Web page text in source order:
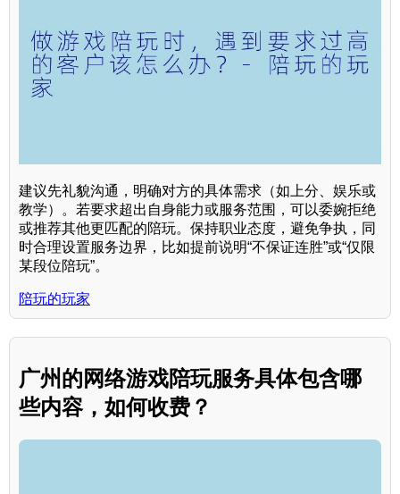
建议先礼貌沟通，明确对方的具体需求（如上分、娱乐或
教学）。若要求超出自身能力或服务范围，可以委婉拒绝
或推荐其他更匹配的陪玩。保持职业态度，避免争执，同
时合理设置服务边界，比如提前说明“不保证连胜”或“仅限
某段位陪玩”。
陪玩的玩家
广州的网络游戏陪玩服务具体包含哪
些内容，如何收费？